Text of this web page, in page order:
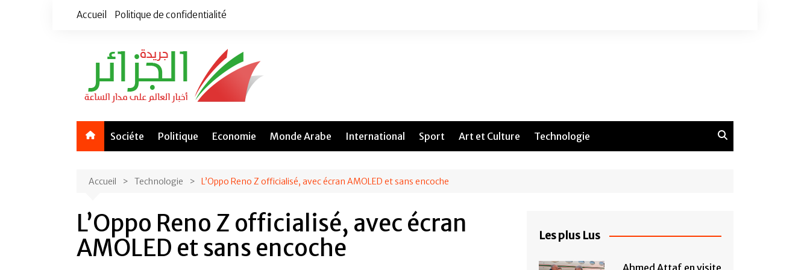
Accueil Politique de confidentialité
Sociéte Politique Economie Monde Arabe International Sport Art et Culture Technologie
Accueil Technologie L’Oppo Reno Z officialisé, avec écran AMOLED et sans encoche
L’Oppo Reno Z officialisé, avec écran
AMOLED et sans encoche
Les plus Lus
Ahmed Attaf en visite